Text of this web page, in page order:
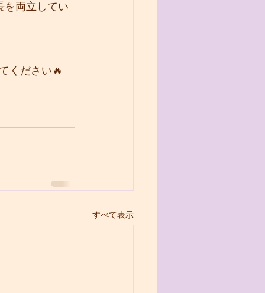
を両立してい
ください🔥
すべて表示